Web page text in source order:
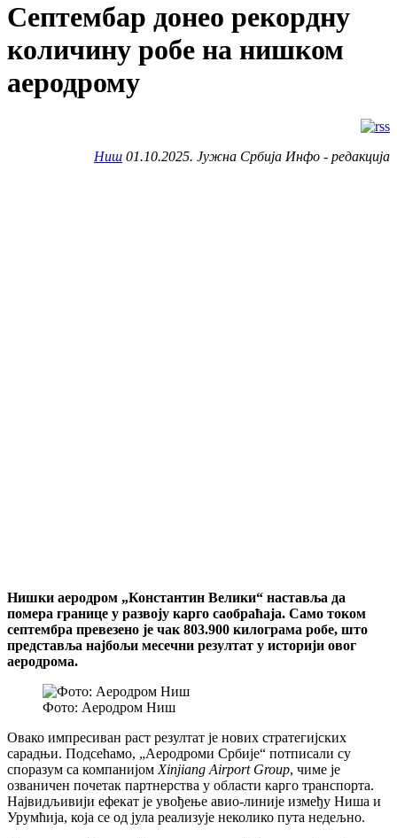
Септембар донео рекордну
количину робе на нишком
аеродрому
Ниш 01.10.2025. Јужна Србија Инфо - редакција
Нишки аеродром „Константин Велики“ наставља да
помера границе у развоју карго саобраћаја. Само током
септембра превезено је чак 803.900 килограма робе, што
представља најбољи месечни резултат у историји овог
аеродрома.
Фото: Аеродром Ниш
Овако импресиван раст резултат је нових стратегијских
сарадњи. Подсећамо, „Аеродроми Србије“ потписали су
споразум са компанијом Xinjiang Airport Group, чиме је
озваничен почетак партнерства у области карго транспорта.
Највидљивији ефекат је увођење авио-линије између Ниша и
Урумћија, која се од јула реализује неколико пута недељно.